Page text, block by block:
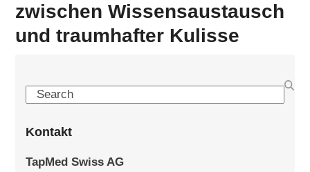
zwischen Wissensaustausch
und traumhafter Kulisse
Search
Kontakt
TapMed Swiss AG